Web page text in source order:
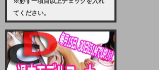
サーバーメンテナンスを実施いたし
ます。その為、アクセスはできませ
ますが、ご理解の程を宜しくお願い
致します。
2022-09-01 (木)
てください。